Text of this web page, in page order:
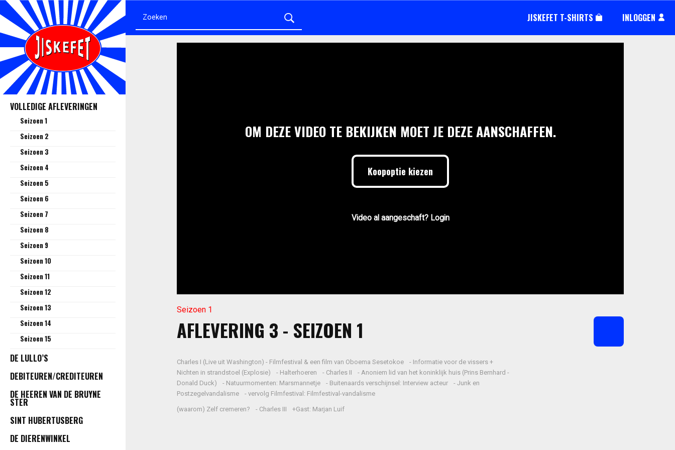
JISKEFET T-SHIRTS INLOGGEN
VOLLEDIGE AFLEVERINGEN
Seizoen 1
Seizoen 2
Seizoen 3
Seizoen 4
Seizoen 5
Seizoen 6
Seizoen 7
Seizoen 8
Seizoen 9
Seizoen 10
Seizoen 11
Seizoen 12
Seizoen 13
Seizoen 14
Seizoen 15
DE LULLO’S
DEBITEUREN/CREDITEUREN
DE HEEREN VAN DE BRUYNE
STER
SINT HUBERTUSBERG
DE DIERENWINKEL
OM DEZE VIDEO TE BEKIJKEN MOET JE DEZE AANSCHAFFEN.
Koopoptie kiezen
Video al aangeschaft? Login
Seizoen 1
AFLEVERING 3 - SEIZOEN 1
Charles I (Live uit Washington) - Filmfestival & een film van Oboema Sesetokoe - Informatie voor de vissers +
Nichten in strandstoel (Explosie) - Halterhoeren - Charles II - Anoniem lid van het koninklijk huis (Prins Bernhard -
Donald Duck) - Natuurmomenten: Marsmannetje - Buitenaards verschijnsel: Interview acteur - Junk en
Postzegelvandalisme - vervolg Filmfestival: Filmfestival-vandalisme
(waarom) Zelf cremeren? - Charles III +Gast: Marjan Luif